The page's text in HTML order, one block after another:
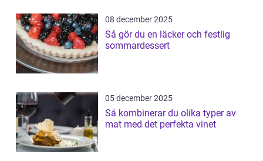
08 december 2025
Så gör du en läcker och festlig
sommardessert
05 december 2025
Så kombinerar du olika typer av
mat med det perfekta vinet